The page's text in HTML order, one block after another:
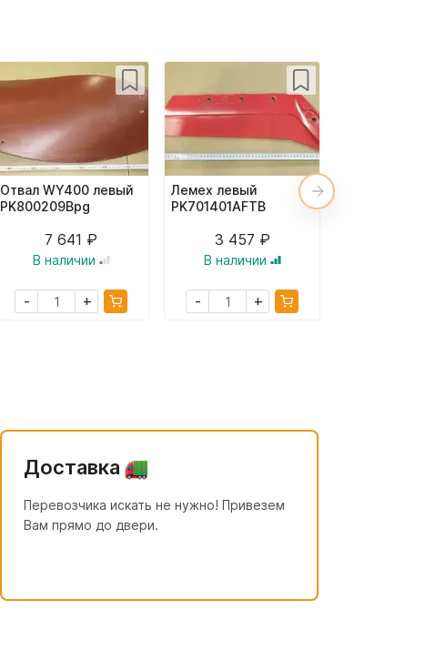
Отвал WY400 левый
PK800209Bpg
7 641 ₽
В наличии
- +
Лемех левый
PK701401AFTB
3 457 ₽
В наличии
- +
Доставка
Перевозчика искать не нужно! Привезем
Вам прямо до двери.